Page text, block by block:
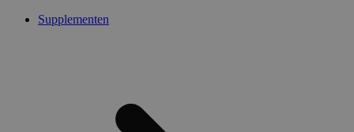
Supplementen